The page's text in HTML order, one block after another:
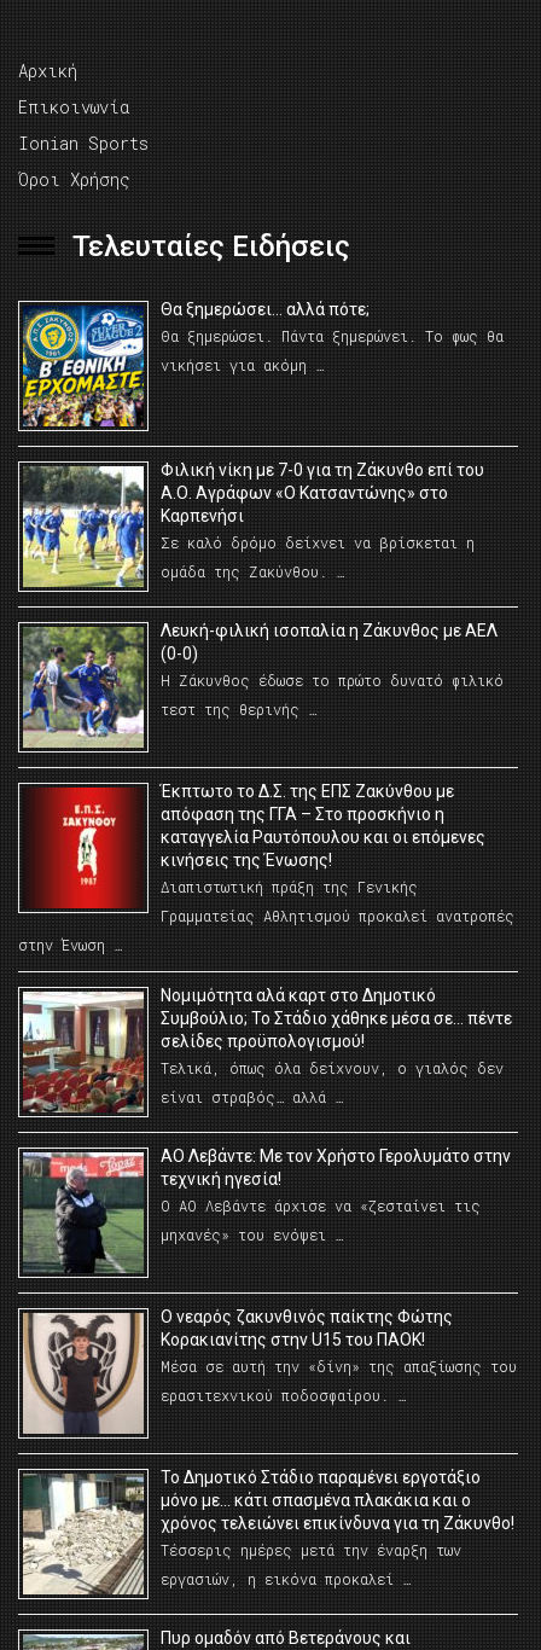
Αρχική
Επικοινωνία
Ionian Sports
Όροι Χρήσης
Τελευταίες Ειδήσεις
Θα ξημερώσει… αλλά πότε;
Θα ξημερώσει. Πάντα ξημερώνει. Το φως θα
νικήσει για ακόμη …
Φιλική νίκη με 7-0 για τη Ζάκυνθο επί του
Α.Ο. Αγράφων «Ο Κατσαντώνης» στο
Καρπενήσι
Σε καλό δρόμο δείχνει να βρίσκεται η
ομάδα της Ζακύνθου. …
Λευκή-φιλική ισοπαλία η Ζάκυνθος με ΑΕΛ
(0-0)
Η Ζάκυνθος έδωσε το πρώτο δυνατό φιλικό
τεστ της θερινής …
Έκπτωτο το Δ.Σ. της ΕΠΣ Ζακύνθου με
απόφαση της ΓΓΑ – Στο προσκήνιο η
καταγγελία Ραυτόπουλου και οι επόμενες
κινήσεις της Ένωσης!
Διαπιστωτική πράξη της Γενικής
Γραμματείας Αθλητισμού προκαλεί ανατροπές
στην Ένωση …
Νομιμότητα αλά καρτ στο Δημοτικό
Συμβούλιο; Το Στάδιο χάθηκε μέσα σε… πέντε
σελίδες προϋπολογισμού!
Τελικά, όπως όλα δείχνουν, ο γιαλός δεν
είναι στραβός… αλλά …
ΑΟ Λεβάντε: Με τον Χρήστο Γερολυμάτο στην
τεχνική ηγεσία!
Ο ΑΟ Λεβάντε άρχισε να «ζεσταίνει τις
μηχανές» του ενόψει …
O νεαρός ζακυνθινός παίκτης Φώτης
Κορακιανίτης στην U15 του ΠΑΟΚ!
Μέσα σε αυτή την «δίνη» της απαξίωσης του
ερασιτεχνικού ποδοσφαίρου. …
Το Δημοτικό Στάδιο παραμένει εργοτάξιο
μόνο με… κάτι σπασμένα πλακάκια και ο
χρόνος τελειώνει επικίνδυνα για τη Ζάκυνθο!
Τέσσερις ημέρες μετά την έναρξη των
εργασιών, η εικόνα προκαλεί …
Πυρ ομαδόν από Βετεράνους και